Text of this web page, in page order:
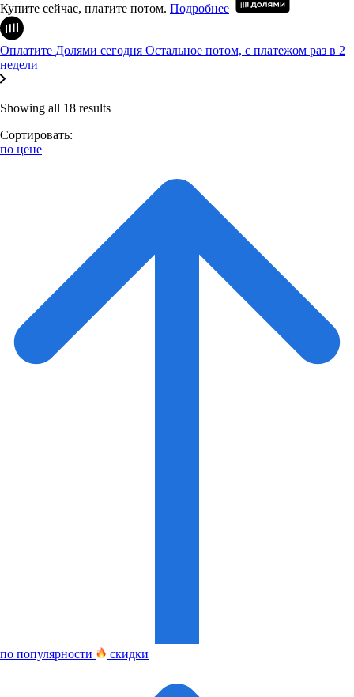
Купите сейчас, платите потом. Подробнее
Оплатите Долями сегодня Остальное потом, с платежом раз в 2
недели
Showing all 18 results
Сортировать:
по цене
по популярности скидки